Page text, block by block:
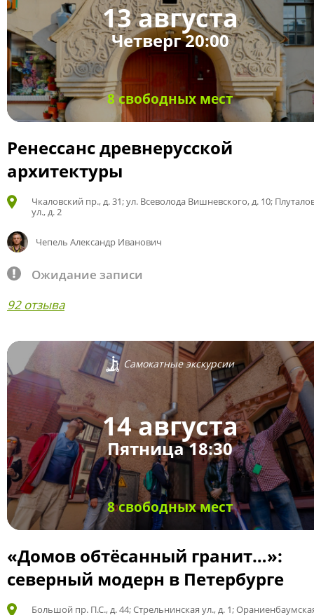
13 августа
Четверг 20:00
8 свободных мест
Ренессанс древнерусской
архитектуры
Чкаловский пр., д. 31; ул. Всеволода Вишневского, д. 10;
ул., д. 2
Чепель Александр Иванович
Ожидание записи
92 отзыва
Самокатные экскурсии
14 августа
Пятница 18:30
8 свободных мест
«Домов обтёсанный гранит…»:
северный модерн в Петербурге
Большой пр. П.С., д. 44; Стрельнинская ул., д. 1;